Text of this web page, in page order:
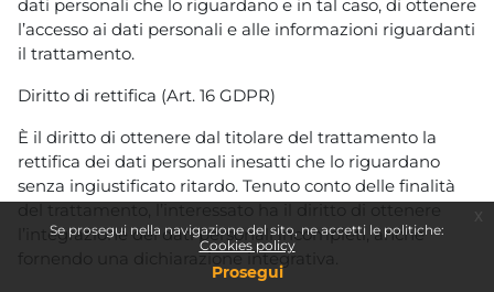
Se prosegui nella navigazione del sito, ne accetti le politiche:
Cookies policy
Prosegui
dati personali che lo riguardano e in tal caso, di ottenere
l’accesso ai dati personali e alle informazioni riguardanti
il trattamento.
Diritto di rettifica (Art. 16 GDPR)
È il diritto di ottenere dal titolare del trattamento la
rettifica dei dati personali inesatti che lo riguardano
senza ingiustificato ritardo. Tenuto conto delle finalità
l’integrazione dei dati personali incompleti, anche
fornendo una dichiarazione integrativa.